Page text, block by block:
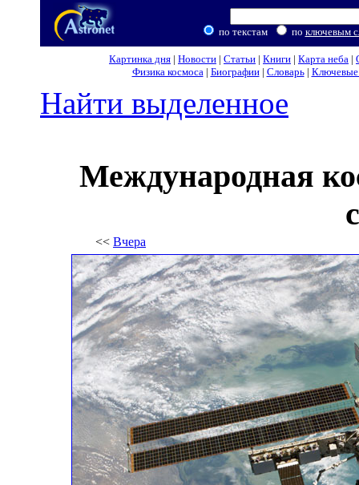
по текстам по ключевым
Картинка дня | Новости | Статьи | Книги | Карта неба |
Физика космоса| Биографии| Словарь| Ключевые
Найти выделенное
Международная
<< Вчера